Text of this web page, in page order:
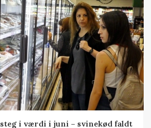
steg i værdi i juni – svinekød faldt